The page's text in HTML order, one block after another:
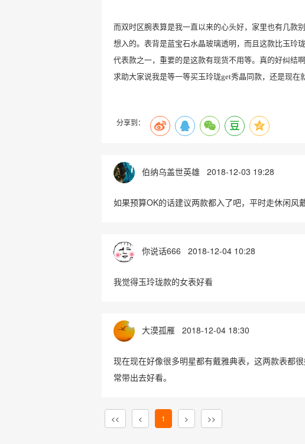
而双时区腕表算是我一直以来的心头好，家里也有几款
想入的。表背是蓝宝石水晶玻璃透明，而且这款比玉玲
代表款之一，重要的是这款有现货不用等。真的好纠结啊
求助大家说我是等一等买玉玲珑get秀晶同款，还是现在
分享到：
伯纳乌盖世英雄 2018-12-03 19:28
如果预算OK的话建议两款都入了吧，平时走休闲风
你说话666 2018-12-04 10:28
我觉得玉玲珑款的女表好看
大漠孤雁 2018-12-04 18:30
现在现在好像很多明星都有戴雅典表，这两款表都
常带出去好看。
<< < 1 > >>